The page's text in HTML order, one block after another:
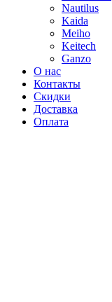
Nautilus
Kaida
Meiho
Keitech
Ganzo
О нас
Контакты
Скидки
Доставка
Оплата